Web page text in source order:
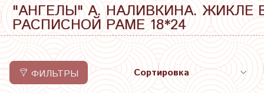
"АНГЕЛЫ" А. НАЛИВКИНА. ЖИКЛЕ
РАСПИСНОЙ РАМЕ 18*24
ФИЛЬТРЫ